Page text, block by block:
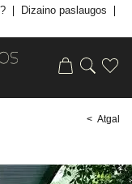
Dizaino paslaugos
< Atgal